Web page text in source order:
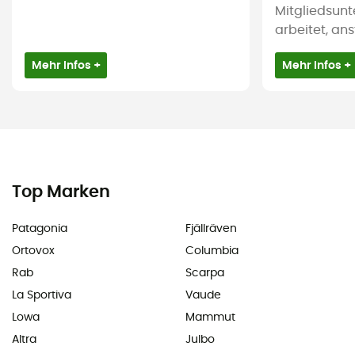
Mehr Infos +
arbeitet,
Mehr Infos +
Top Marken
Patagonia
Ortovox
Rab
La Sportiva
Lowa
Altra
Fjällräven
Columbia
Scarpa
Vaude
Mammut
Julbo